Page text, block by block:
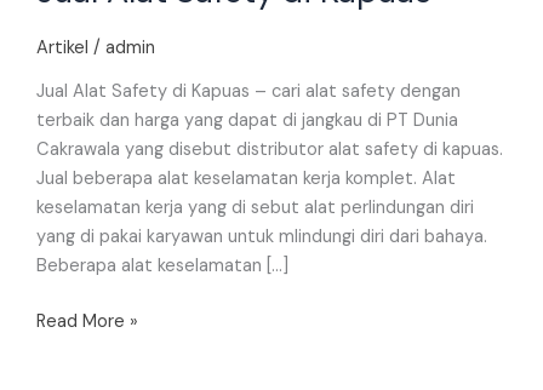
Artikel / admin
Jual Alat Safety di Kapuas – cari alat safety dengan
terbaik dan harga yang dapat di jangkau di PT Dunia
Cakrawala yang disebut distributor alat safety di kapuas.
Jual beberapa alat keselamatan kerja komplet. Alat
keselamatan kerja yang di sebut alat perlindungan diri
yang di pakai karyawan untuk mlindungi diri dari bahaya.
Beberapa alat keselamatan […]
di
Read More »